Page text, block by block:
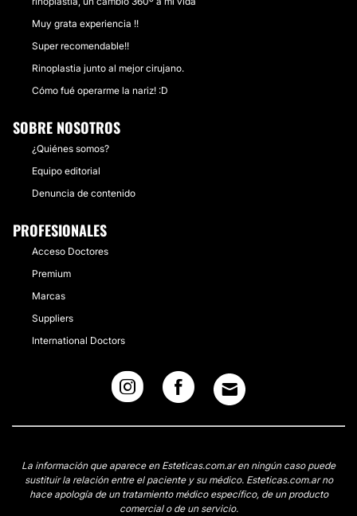
Muy grata experiencia !!
Super recomendable!!
Rinoplastia junto al mejor cirujano.
Cómo fué operarme la nariz! :D
SOBRE NOSOTROS
¿Quiénes somos?
Equipo editorial
Denuncia de contenido
PROFESIONALES
Acceso Doctores
Premium
Marcas
Suppliers
International Doctors
La información que aparece en Esteticas.com.ar en ningún caso puede
sustituir la relación entre el paciente y su médico. Esteticas.com.ar no
hace apología de un tratamiento médico específico, de un producto
comercial o de un servicio.